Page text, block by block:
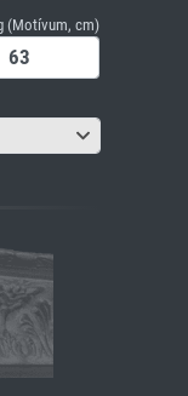
(Motívum, cm)